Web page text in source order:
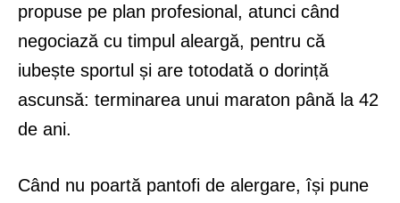
propuse pe plan profesional, atunci când
negociază cu timpul aleargă, pentru că
iubește sportul și are totodată o dorință
ascunsă: terminarea unui maraton până la 42
de ani.
Când nu poartă pantofi de alergare, își pune